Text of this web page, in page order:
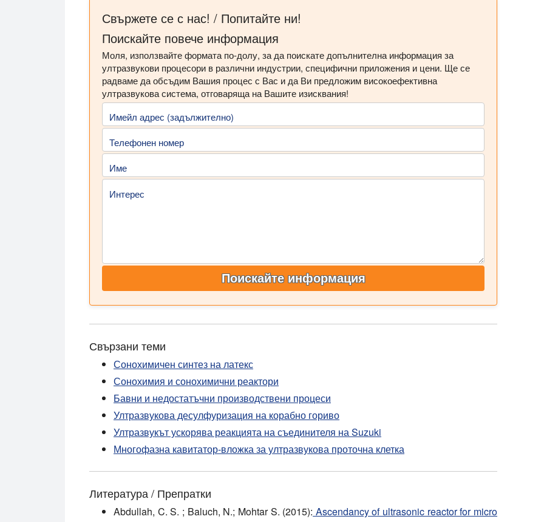
Свържете се с нас! / Попитайте ни!
Поискайте повече информация
Моля, използвайте формата по-долу, за да поискате допълнителна информация за
ултразвукови процесори в различни индустрии, специфични приложения и цени. Ще се
радваме да обсъдим Вашия процес с Вас и да Ви предложим високоефективна
ултразвукова система, отговаряща на Вашите изисквания!
Имейл адрес (задължително)
Телефонен номер
Име
Интерес
Поискайте информация
Свързани теми
Сонохимичен синтез на латекс
Сонохимия и сонохимични реактори
Бавни и недостатъчни производствени процеси
Ултразвукова десулфуризация на корабно гориво
Ултразвукът ускорява реакцията на съединителя на Suzuki
Многофазна кавитатор-вложка за ултразвукова проточна клетка
Литература / Препратки
Abdullah, C. S. ; Baluch, N.; Mohtar S. (2015): Ascendancy of ultrasonic reactor for micro